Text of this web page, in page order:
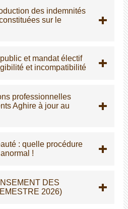
des indemnités
sur le
et mandat électif
et incompatibilité
professionnelles
Aghire à jour au
: quelle procédure
!
DES
2026)